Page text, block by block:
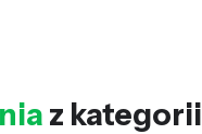
z kategorii